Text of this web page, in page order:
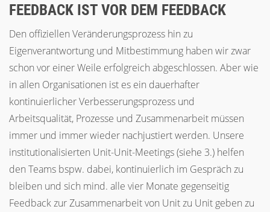
FEEDBACK IST VOR DEM FEEDBACK
Den offiziellen Veränderungsprozess hin zu
Eigenverantwortung und Mitbestimmung haben wir zwar
schon vor einer Weile erfolgreich abgeschlossen. Aber wie
in allen Organisationen ist es ein dauerhafter
kontinuierlicher Verbesserungsprozess und
Arbeitsqualität, Prozesse und Zusammenarbeit müssen
immer und immer wieder nachjustiert werden. Unsere
institutionalisierten Unit-Unit-Meetings (siehe 3.) helfen
den Teams bspw. dabei, kontinuierlich im Gespräch zu
bleiben und sich mind. alle vier Monate gegenseitig
Feedback zur Zusammenarbeit von Unit zu Unit geben zu